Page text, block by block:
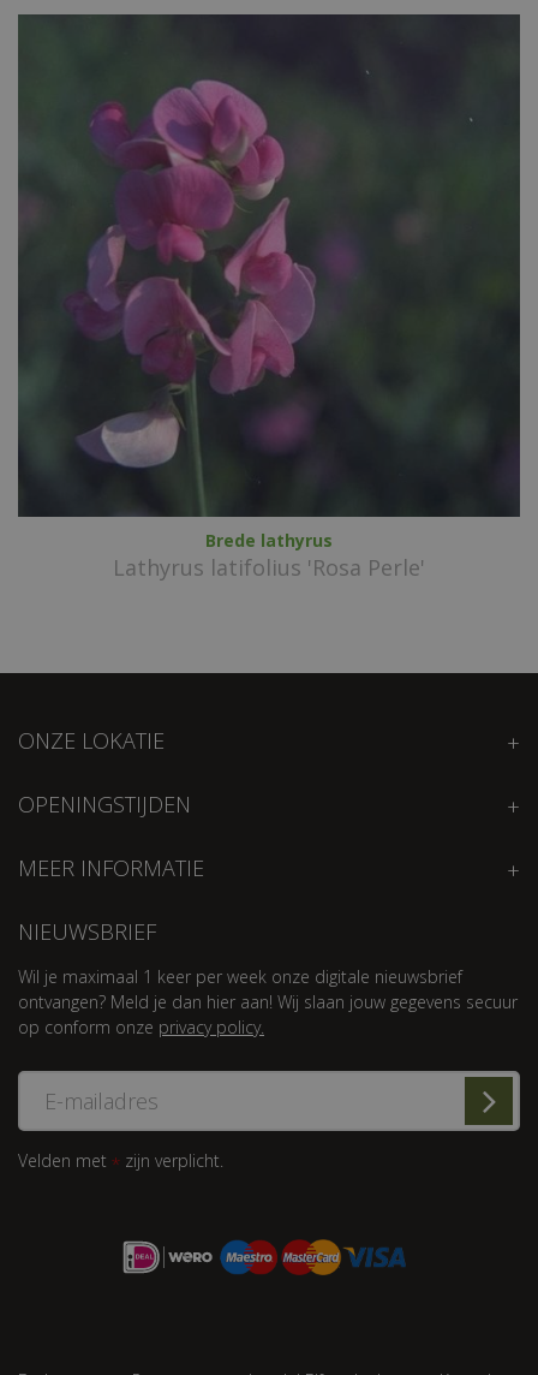
Brede lathyrus
Lathyrus latifolius 'Rosa Perle'
ONZE LOKATIE
OPENINGSTIJDEN
MEER INFORMATIE
NIEUWSBRIEF
Wil je maximaal 1 keer per week onze digitale nieuwsbrief
ontvangen? Meld je dan hier aan! Wij slaan jouw gegevens secuur
op conform onze privacy policy.
Velden met * zijn verplicht.